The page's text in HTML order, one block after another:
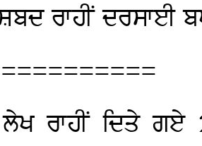
ਰਾਹੀਂ ਦਰਸਾਈ
ਰਾਹੀਂ ਦਿਤੇ ਗਏ